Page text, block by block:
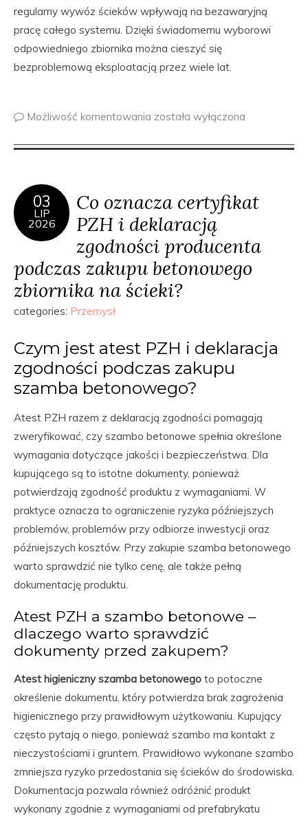
regularny wywóz ścieków wpływają na bezawaryjną
pracę całego systemu. Dzięki świadomemu wyborowi
odpowiedniego zbiornika można cieszyć się
bezproblemową eksploatacją przez wiele lat.
Możliwość komentowania została wyłączona
03
LIP
2026
Co oznacza certyfikat
PZH i deklaracją
zgodności producenta
podczas zakupu betonowego
zbiornika na ścieki?
categories: Przemysł
Czym jest atest PZH i deklaracja
zgodności podczas zakupu
szamba betonowego?
Atest PZH razem z deklaracją zgodności pomagają
zweryfikować, czy szambo betonowe spełnia określone
wymagania dotyczące jakości i bezpieczeństwa. Dla
kupującego są to istotne dokumenty, ponieważ
potwierdzają zgodność produktu z wymaganiami. W
praktyce oznacza to ograniczenie ryzyka późniejszych
problemów, problemów przy odbiorze inwestycji oraz
późniejszych kosztów. Przy zakupie szamba betonowego
warto sprawdzić nie tylko cenę, ale także pełną
dokumentację produktu.
Atest PZH a szambo betonowe –
dlaczego warto sprawdzić
dokumenty przed zakupem?
Atest higieniczny szamba betonowego to potoczne
określenie dokumentu, który potwierdza brak zagrożenia
higienicznego przy prawidłowym użytkowaniu. Kupujący
często pytają o niego, ponieważ szambo ma kontakt z
nieczystościami i gruntem. Prawidłowo wykonane szambo
zmniejsza ryzyko przedostania się ścieków do środowiska.
Dokumentacja pozwala również odróżnić produkt
wykonany zgodnie z wymaganiami od prefabrykatu